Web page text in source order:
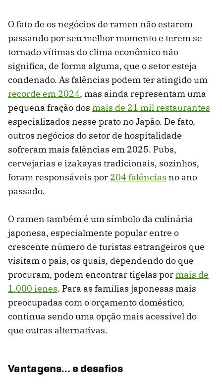
O fato de os negócios de ramen não estarem
passando por seu melhor momento e terem se
tornado vítimas do clima econômico não
significa, de forma alguma, que o setor esteja
condenado. As falências podem ter atingido um
recorde em 2024, mas ainda representam uma
pequena fração dos mais de 21 mil restaurantes
especializados nesse prato no Japão. De fato,
outros negócios do setor de hospitalidade
sofreram mais falências em 2025. Pubs,
cervejarias e izakayas tradicionais, sozinhos,
foram responsáveis ​​por 204 falências no ano
passado.
O ramen também é um símbolo da culinária
japonesa, especialmente popular entre o
crescente número de turistas estrangeiros que
visitam o país, os quais, dependendo do que
procuram, podem encontrar tigelas pormais de
1.000 ienes. Para as famílias japonesas mais
preocupadas com o orçamento doméstico,
continua sendo uma opção mais acessível do
que outras alternativas.
Vantagens... e desafios